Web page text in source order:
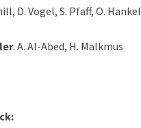
D. Vogel, S. Pfaff, O. Hankel
: A. Al-Abed, H. Malkmus